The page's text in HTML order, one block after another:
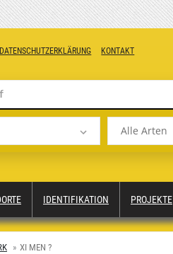
DATENSCHUTZERKLÄRUNG KONTAKT
Alle Arten
IDENTIFIKATION PROJEKTE
XI MEN ?